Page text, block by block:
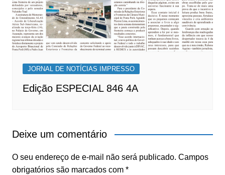
JORNAL DE NOTÍCIAS IMPRESSO
Edição ESPECIAL 846 4A
Deixe um comentário
O seu endereço de e-mail não será publicado. Campos
obrigatórios são marcados com *